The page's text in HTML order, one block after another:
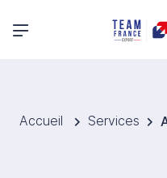
Menu principal
Accueil Services